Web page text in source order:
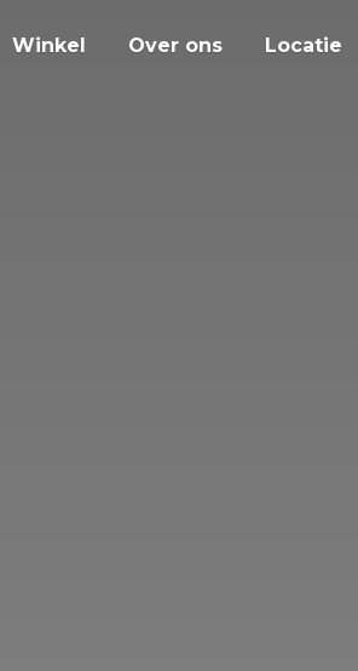
Winkel Over ons Locatie